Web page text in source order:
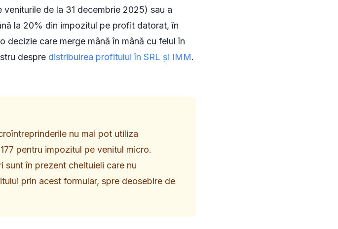
de la 31 decembrie 2025) sau a
la 20% din impozitul pe profit datorat, în
care merge mână în mână cu felul în
despre distribuirea profitului în SRL și IMM.
nu mai pot utiliza
pentru impozitul pe venitul micro.
în prezent cheltuieli care nu
prin acest formular, spre deosebire de